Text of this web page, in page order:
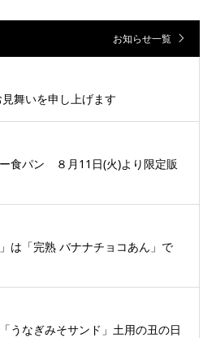
お知らせ一覧
舞いを申し上げます
食パン ８月11日(火)より限定販
は「完熟 バナナチョコあん」で
うなぎみそサンド」土用の丑の日